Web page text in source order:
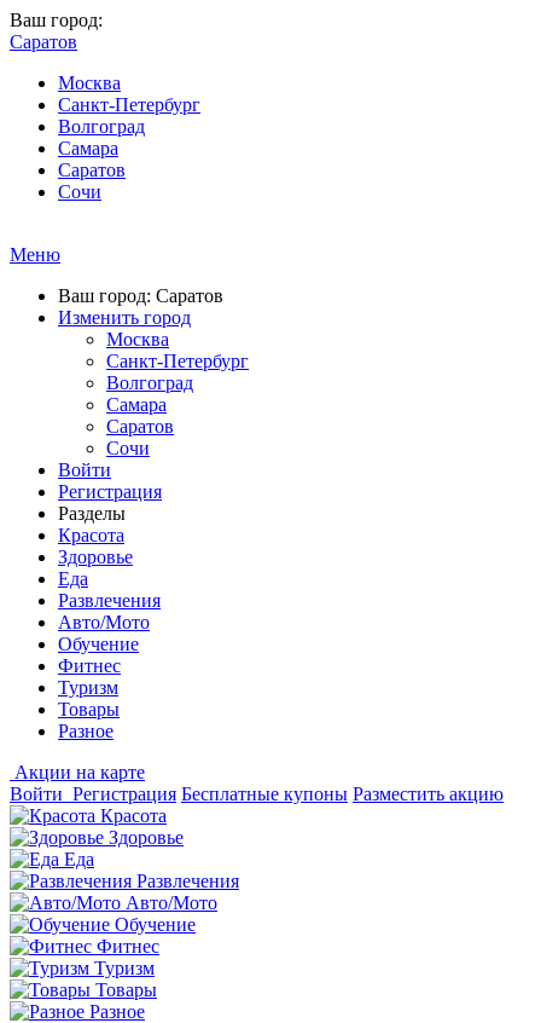
Ваш город:
Саратов
Москва
Санкт-Петербург
Волгоград
Самара
Саратов
Сочи
Меню
Ваш город: Саратов
Изменить город
Москва
Санкт-Петербург
Волгоград
Самара
Саратов
Сочи
Войти
Регистрация
Разделы
Красота
Здоровье
Еда
Развлечения
Авто/Мото
Обучение
Фитнес
Туризм
Товары
Разное
Акции на карте
Войти Регистрация Бесплатные купоны Разместить акцию
Красота
Здоровье
Еда
Развлечения
Авто/Мото
Обучение
Фитнес
Туризм
Товары
Разное